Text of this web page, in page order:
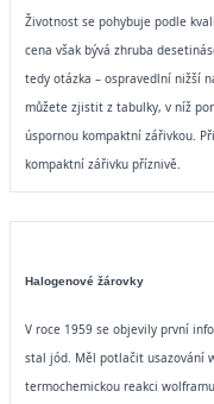
Životnost se pohybuje podle
cena však bývá zhruba
tedy otázka – ospravedlní nižší
můžete zjistit z tabulky, v níž
úspornou kompaktní zářivkou.
kompaktní zářivku příznivě.
Halogenové žárovky
V roce 1959 se objevily první
stal jód. Měl potlačit usazování
termochemickou reakci